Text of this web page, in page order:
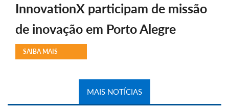
InnovationX participam de missão
de inovação em Porto Alegre
SAIBA MAIS
MAIS NOTÍCIAS